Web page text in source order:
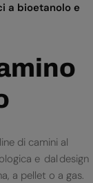
a bioetanolo e
di camini al
e dal design
a pellet o a gas.